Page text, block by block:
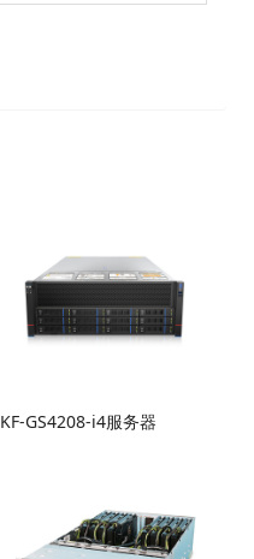
KF-GS4208-i4服务器